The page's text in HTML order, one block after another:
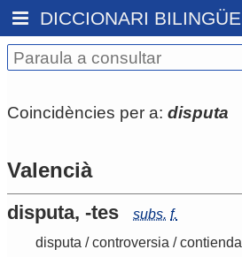
DICCIONARI BILINGÜE
Coincidències per a: disputa
Valencià
disputa, -tes subs. f.
disputa /controversia /contienda